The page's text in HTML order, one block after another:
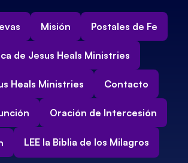
Misión Postales de Fe
de Jesus Heals Ministries
Heals Ministries Contacto
Oración de Intercesión
LEE la Biblia de los Milagros